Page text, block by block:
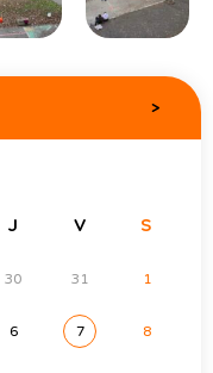
>
J V S
30 31 1
6 7 8